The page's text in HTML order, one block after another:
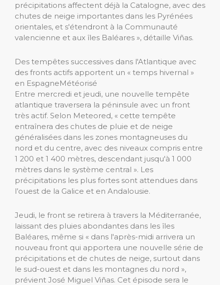
précipitations affectent déjà la Catalogne, avec des
chutes de neige importantes dans les Pyrénées
orientales, et s'étendront à la Communauté
valencienne et aux îles Baléares », détaille Viñas.
Des tempêtes successives dans l'Atlantique avec
des fronts actifs apportent un « temps hivernal »
en EspagneMétéorisé
Entre mercredi et jeudi, une nouvelle tempête
atlantique traversera la péninsule avec un front
très actif. Selon Meteored, « cette tempête
entraînera des chutes de pluie et de neige
généralisées dans les zones montagneuses du
nord et du centre, avec des niveaux compris entre
1 200 et 1 400 mètres, descendant jusqu'à 1 000
mètres dans le système central ». Les
précipitations les plus fortes sont attendues dans
l’ouest de la Galice et en Andalousie.
Jeudi, le front se retirera à travers la Méditerranée,
laissant des pluies abondantes dans les îles
Baléares, même si « dans l'après-midi arrivera un
nouveau front qui apportera une nouvelle série de
précipitations et de chutes de neige, surtout dans
le sud-ouest et dans les montagnes du nord »,
prévient José Miguel Viñas. Cet épisode sera le